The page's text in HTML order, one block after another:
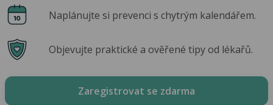
Naplánujte si prevenci s chytrým kalendářem.
Objevujte praktické a ověřené tipy od lékařů.
Zaregistrovat se zdarma